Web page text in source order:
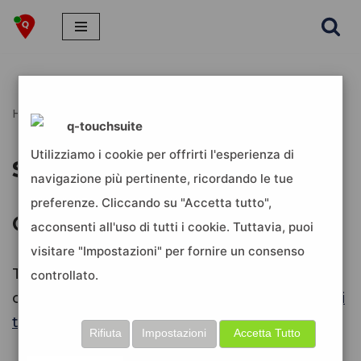
Home
social
Configura api X (ex twitter)
Twitter, a partire da aprile 2023, ha
cambiato i suoi piani di utilizzo per le…
Leggi
tutto »
q-touchsuite
Utilizziamo i cookie per offrirti l'esperienza di
navigazione più pertinente, ricordando le tue
preferenze. Cliccando su "Accetta tutto",
acconsenti all'uso di tutti i cookie. Tuttavia, puoi
visitare "Impostazioni" per fornire un consenso
controllato.
Accetta Tutto
Impostazioni
Rifiuta